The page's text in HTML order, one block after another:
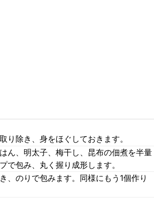
り除き、身をほぐしておきます。
ん、明太子、梅干し、昆布の佃煮を半量
で包み、丸く握り成形します。
、のりで包みます。同様にもう1個作り